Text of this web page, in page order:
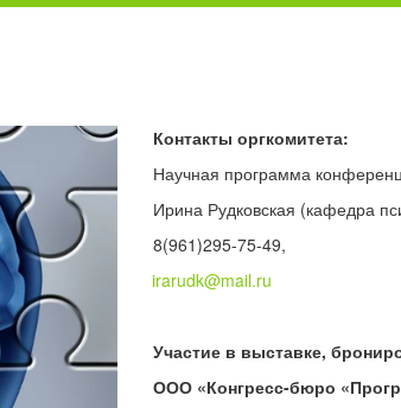
Контакты оргкомитета:
Научная программа
Ирина Рудковская (кафедра
8(961)295-75-49,
irarudk@mail.ru
Участие в выставке,
ООО «Конгресс-бюро